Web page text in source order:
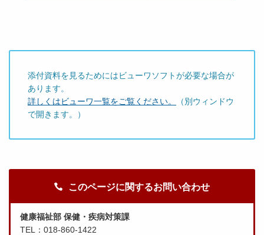
添付資料を見るためにはビューワソフトが必要な場合が
あります。
詳しくはビューワ一覧をご覧ください。
（別ウィンドウ
で開きます。）
このページに関するお問い合わせ
健康福祉部 保健・疾病対策課
TEL：018-860-1422